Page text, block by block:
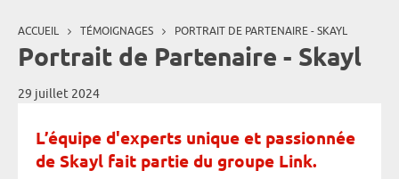
Vous êtes ici
ACCUEIL TÉMOIGNAGES PORTRAIT DE PARTENAIRE - SKAYL
Portrait de Partenaire - Skayl
29 juillet 2024
L’équipe d'experts unique et passionnée
de Skayl fait partie du groupe Link.